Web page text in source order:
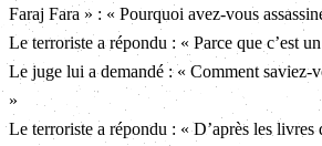
Faraj Fara » : « Pourquoi avez-vous
Le terroriste a répondu : « Parce que c’est
Le juge lui a demandé : « Comment saviez-
»
Le terroriste a répondu : « D’après les livres